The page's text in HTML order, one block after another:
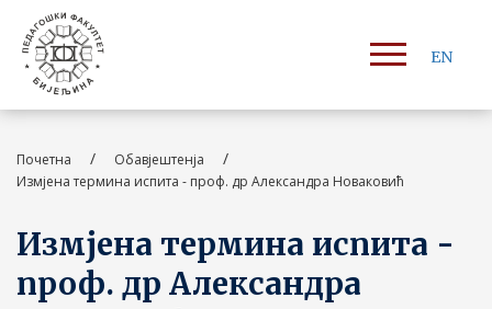
EN
Почетна / Обавјештенја /
Измјена термина испита - проф. др Александра Новаковић
Измјена термина испита -
проф. др Александра